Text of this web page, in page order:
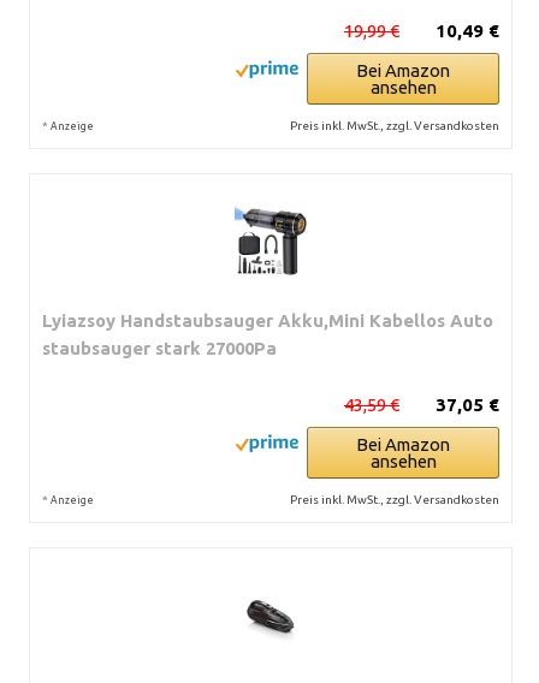
10,49 €
19,99 €
Bei Amazon
ansehen
* Anzeige Preis inkl. MwSt., zzgl. Versandkosten
Lyiazsoy Handstaubsauger Akku,Mini Kabellos Auto
staubsauger stark 27000Pa
37,05 €
43,59 €
Bei Amazon
ansehen
* Anzeige Preis inkl. MwSt., zzgl. Versandkosten